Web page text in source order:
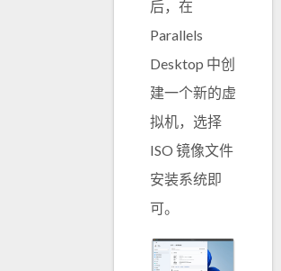
后，在
Parallels
Desktop 中创
建一个新的虚
拟机，选择
ISO 镜像文件
安装系统即
可。